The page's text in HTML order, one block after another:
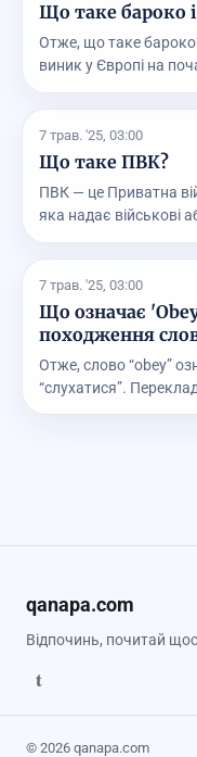
Що таке бароко
Отже, що таке
виник у Європі на
7 трав. '25, 03:00
Що таке ПВК?
ПВК — це Приватна
яка надає військові
7 трав. '25, 03:00
Що означає
походження
Отже, слово “obey”
“слухатися”.
qanapa.com
Відпочинь, почитай
t
© 2026 qanapa.com